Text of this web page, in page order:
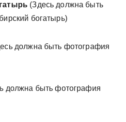
(Здесь должна быть
богатырь)
должна быть фотография
должна быть фотография